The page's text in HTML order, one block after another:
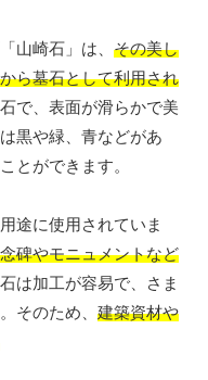
山崎石」は、 その美し
ら墓石として利用され
で、表面が滑らかで美
黒や緑、青などがあ
とができます。
途に使用されていま
碑やモニュメントなど
は加工が容易で、さま
そのため、 建築資材や